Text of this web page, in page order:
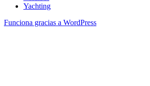
Yachting
Funciona gracias a WordPress